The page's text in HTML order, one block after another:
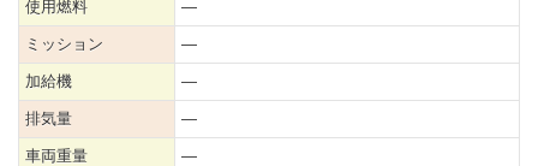
使用燃料 ―
ミッション ―
加給機 ―
排気量 ―
車両重量 ―